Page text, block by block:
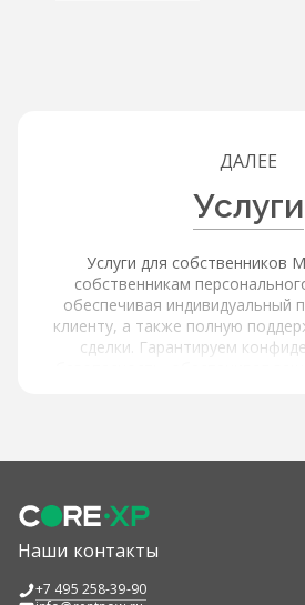
ДАЛЕЕ
Услуги
Услуги для собственников
собственникам
обеспечивая индивидуальный
клиенту, а также полную
сделки. Гарантируем
собственников. Мы предлагаем
высококачественные фотографии
транспортной доступности.
Наши контакты
+7 495 258-39-90